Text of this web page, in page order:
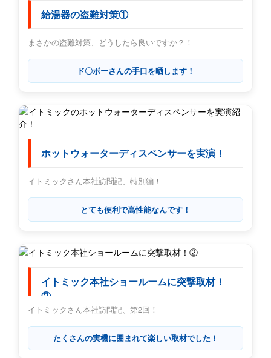
給湯器の盗難対策①
まさかの盗難対策、どうしたら良いですか？！
ド〇ボーさんの手口を晒します！
ホットウォーターディスペンサーを実演！
イトミックさん本社訪問記、特別編！
とても便利で高性能なんです！
イトミック本社ショールームに突撃取材！
②
イトミックさん本社訪問記、第2回！
たくさんの実機に囲まれて楽しい取材でした！